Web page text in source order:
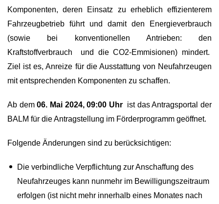
Komponenten, deren Einsatz zu erheblich effizienterem
Fahrzeugbetrieb führt und damit den Energieverbrauch
(sowie bei konventionellen Antrieben: den
Kraftstoffverbrauch und die CO2-Emmisionen) mindert.
Ziel ist es, Anreize für die Ausstattung von Neufahrzeugen
mit entsprechenden Komponenten zu schaffen.
Ab dem06. Mai 2024, 09:00 Uhrist das Antragsportal der
BALM für die Antragstellung im Förderprogramm geöffnet.
Folgende Änderungen sind zu berücksichtigen:
Die verbindliche Verpflichtung zur Anschaffung des
Neufahrzeuges kann nunmehr im Bewilligungszeitraum
erfolgen (ist nicht mehr innerhalb eines Monates nach